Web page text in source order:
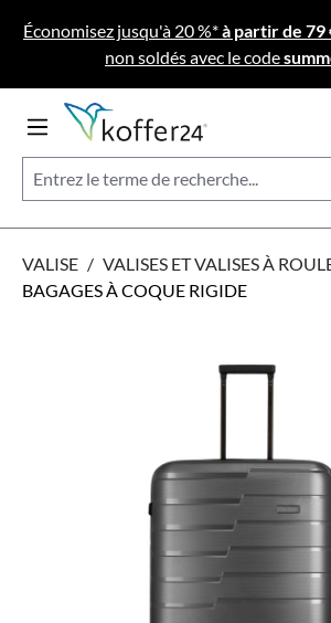
Passer au contenu principal
Économisez jusqu'à 20 %*à partir de 79
non soldés avec le code
VALISE / VALISES ET VALISES À
BAGAGES À COQUE RIGIDE